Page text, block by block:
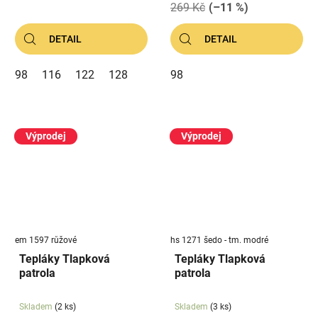
DETAIL
98 116 122 128
269 Kč (–11 %)
DETAIL
98
Výprodej
em 1597 růžové
Tepláky Tlapková
patrola
Skladem (2 ks)
Výprodej
hs 1271 šedo - tm. modré
Tepláky Tlapková
patrola
Skladem (3 ks)